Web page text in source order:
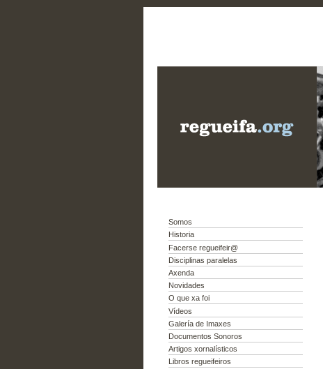
Somos
Historia
Facerse regueifeir@
Disciplinas paralelas
Axenda
Novidades
O que xa foi
Vídeos
Galería de Imaxes
Documentos Sonoros
Artigos xornalísticos
Libros regueifeiros